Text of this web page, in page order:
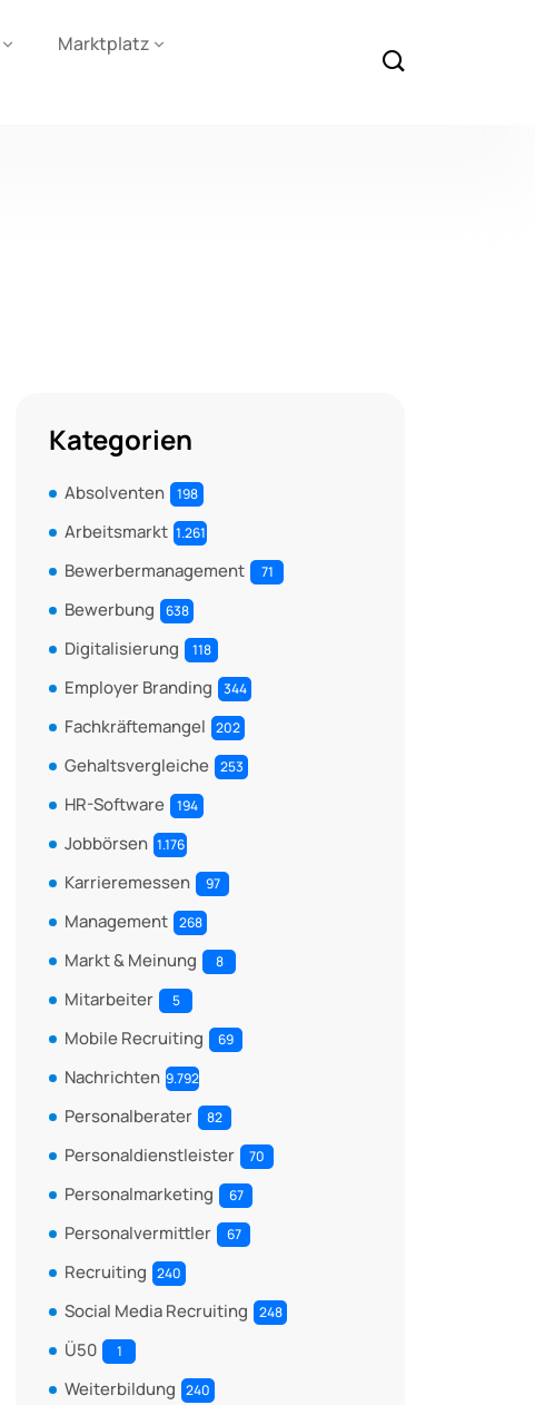
Marktplatz
Kategorien
Absolventen 198
Arbeitsmarkt 1.261
Bewerbermanagement 71
Bewerbung 638
Digitalisierung 118
Employer Branding 344
Fachkräftemangel 202
Gehaltsvergleiche 253
HR-Software 194
Jobbörsen 1.176
Karrieremessen 97
Management 268
Markt & Meinung 8
Mitarbeiter 5
Mobile Recruiting 69
Nachrichten 9.792
Personalberater 82
Personaldienstleister 70
Personalmarketing 67
Personalvermittler 67
Recruiting 240
Social Media Recruiting 248
Ü50 1
Weiterbildung 240